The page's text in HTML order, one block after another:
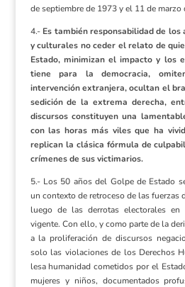
de septiembre de 1973 y el 11 de marzo
4.- Es también responsabilidad de
y culturales no ceder el relato de
Estado, minimizan el impacto y los
tiene para la democracia,
intervención extranjera, ocultan el
sedición de la extrema derecha,
discursos constituyen una
con las horas más viles que ha
replican la clásica fórmula de
crímenes de sus victimarios.
5.- Los 50 años del Golpe de Estado
un contexto de retroceso de las fuerzas
luego de las derrotas electorales
vigente. Con ello, y como parte de la
a la proliferación de discursos
solo las violaciones de los Derechos
lesa humanidad cometidos por el
mujeres y niños, documentados